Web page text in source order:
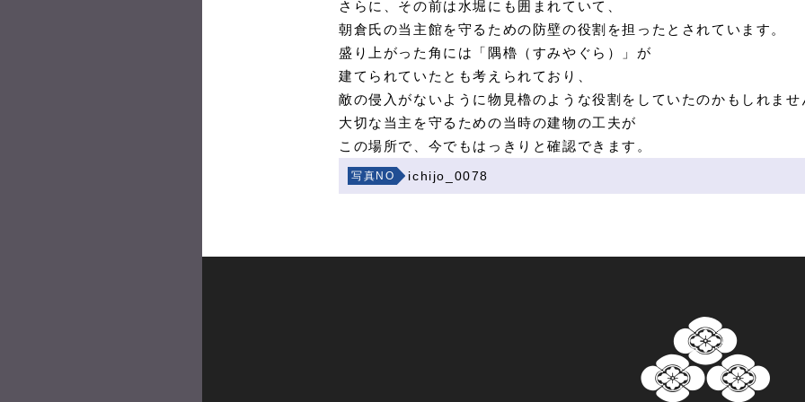
さらに、その前は水堀にも囲まれていて、
朝倉氏の当主館を守るための防壁の役割を担ったとされています。
盛り上がった角には「隅櫓（すみやぐら）」が
建てられていたとも考えられており、
敵の侵入がないように物見櫓のような役割をしていたのかもしれませ
大切な当主を守るための当時の建物の工夫が
この場所で、今でもはっきりと確認できます。
ichijo_0078